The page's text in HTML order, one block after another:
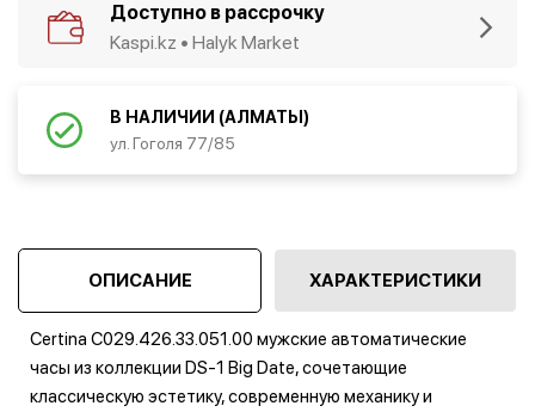
Доступно в рассрочку
Kaspi.kz • Halyk Market
В НАЛИЧИИ (АЛМАТЫ)
ул. Гоголя 77/85
ОПИСАНИЕ ХАРАКТЕРИСТИКИ
Certina C029.426.33.051.00 мужские автоматические
часы из коллекции DS-1 Big Date, сочетающие
классическую эстетику, современную механику и